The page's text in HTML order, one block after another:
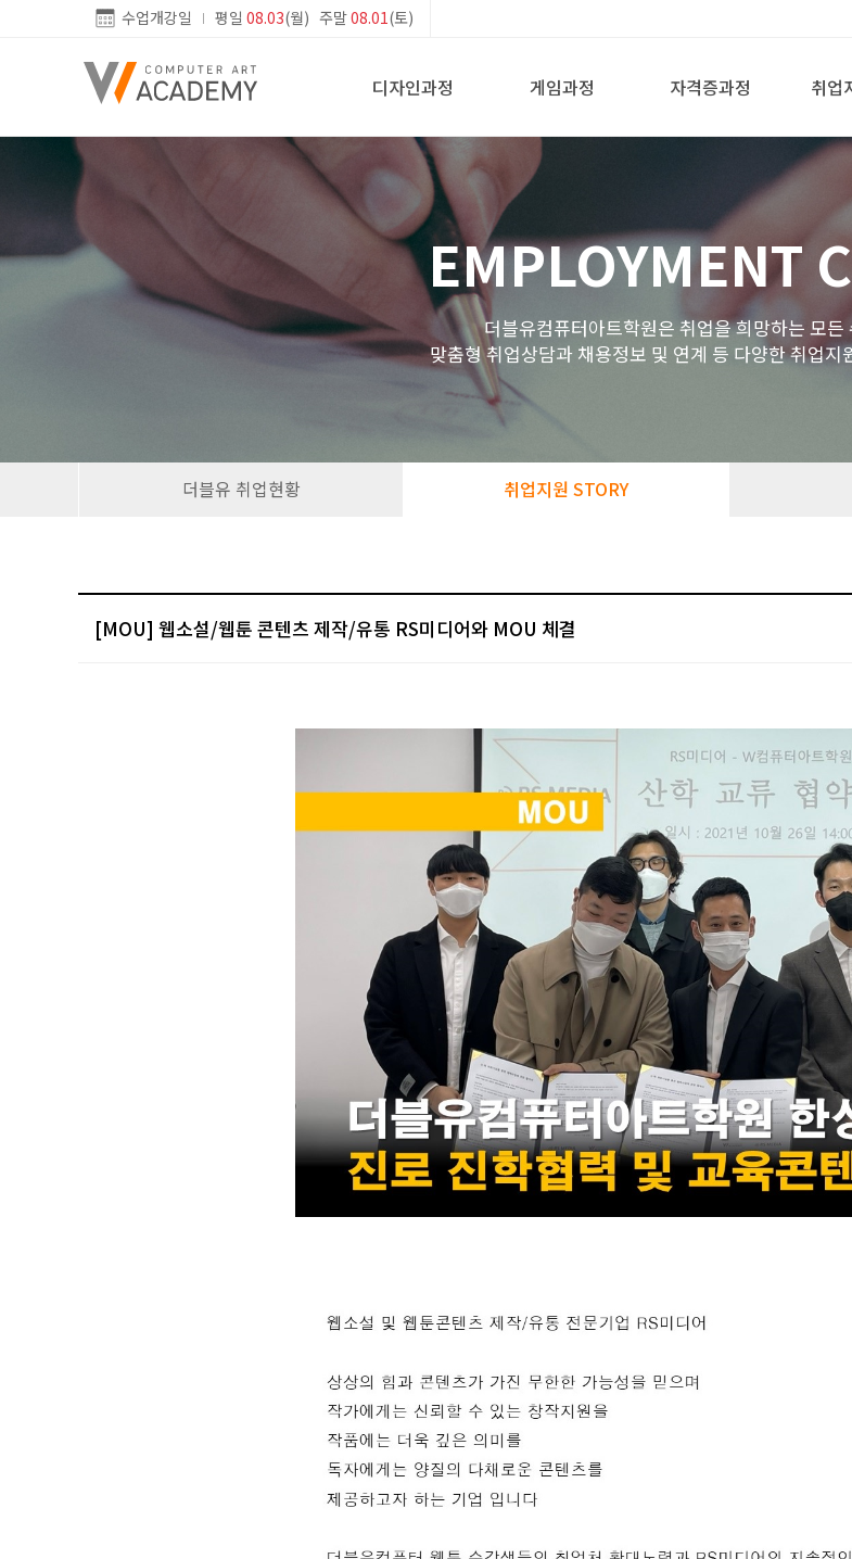
수업개강일 평일 08.03(월) 주말08.01(토)
디자인과정 게임과정 자격증과정 취업
EMPLOYMENT
더블유컴퓨터아트학원은 취업을 희망하는 모든
맞춤형 취업상담과 채용정보 및 연계 등 다양한 취업지
더블유 취업현황 취업지원 STORY
[MOU] 웹소설/웹툰 콘텐츠 제작/유통 RS미디어와 MOU 체결